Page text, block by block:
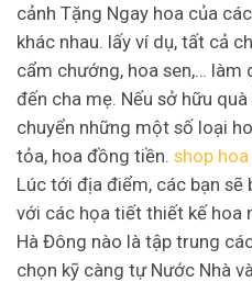
cảnh Tặng Ngay hoa của
khác nhau. lấy ví dụ, tất cả
cẩm chướng, hoa sen,… làm
đến cha mẹ. Nếu sở hữu
chuyển những một số loại
tỏa, hoa đồng tiền. shop
Lúc tới địa điểm, các bạn
với các họa tiết thiết kế hoa
Hà Đông nào là tập trung
chọn kỹ càng tự Nước Nhà